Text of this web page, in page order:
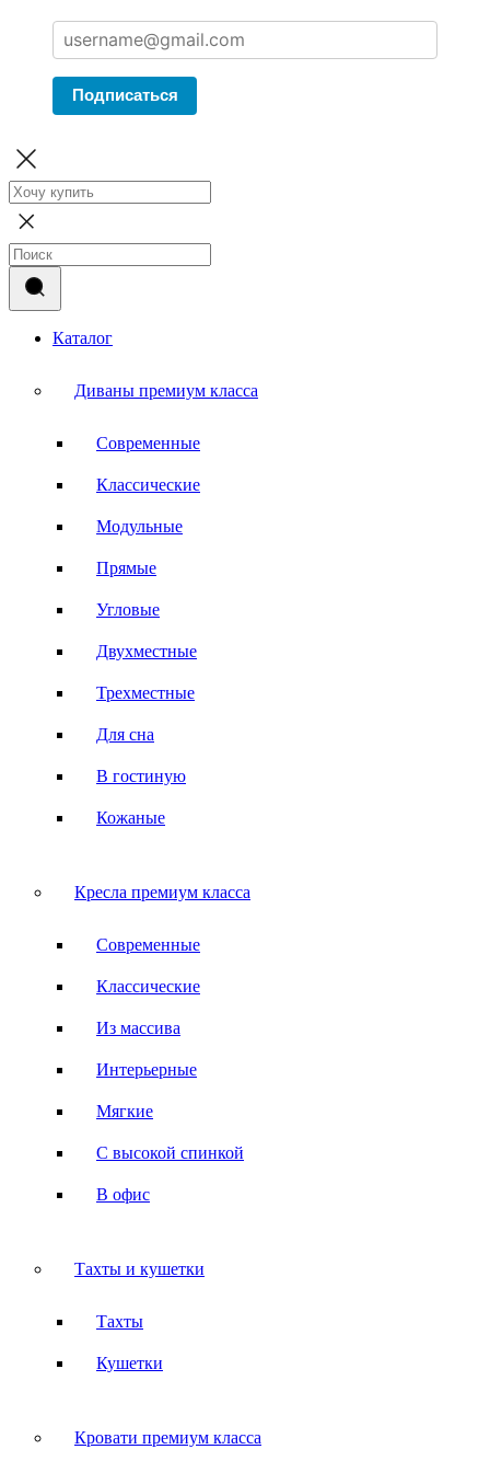
Подписаться
Каталог
Диваны премиум класса
Современные
Классические
Модульные
Прямые
Угловые
Двухместные
Трехместные
Для сна
В гостиную
Кожаные
Кресла премиум класса
Современные
Классические
Из массива
Интерьерные
Мягкие
С высокой спинкой
В офис
Тахты и кушетки
Тахты
Кушетки
Кровати премиум класса